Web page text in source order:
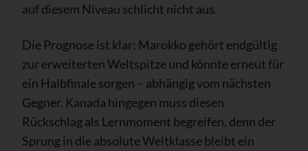
auf diesem Niveau schlicht nicht aus.
Die Prognose ist klar: Marokko gehört endgültig
zur erweiterten Weltspitze und könnte erneut für
ein Halbfinale sorgen – abhängig vom nächsten
Gegner. Kanada hingegen muss diesen
Rückschlag als Lernmoment begreifen, denn der
Sprung in die absolute Weltklasse bleibt ein